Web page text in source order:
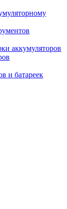
аккумуляторов
и батареек